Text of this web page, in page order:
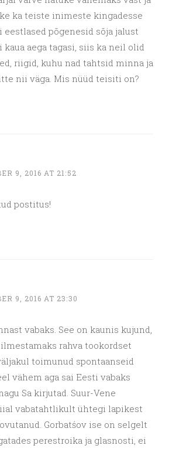
ka teiste inimeste kingadesse
eestlased põgenesid sõja jalust
aega tagasi, siis ka neil olid
riigid, kuhu nad tahtsid minna ja
nii väga. Mis nüüd teisiti on?
9, 2016 AT 21:52
postitus!
9, 2016 AT 23:30
vabaks. See on kaunis kujund,
rahva tookordset
toimunud spontaanseid
vähem aga sai Eesti vabaks
Sa kirjutad. Suur-Vene
vabatahtlikult ühtegi lapikest
Gorbatśov ise on selgelt
perestroika ja glasnosti, ei